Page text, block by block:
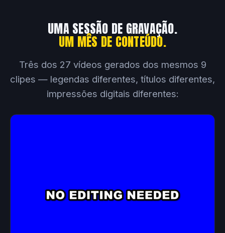
UMA SESSÃO DE GRAVAÇÃO.
UM MÊS DE CONTEÚDO.
Três dos 27 vídeos gerados dos mesmos 9
clipes — legendas diferentes, títulos diferentes,
impressões digitais diferentes: